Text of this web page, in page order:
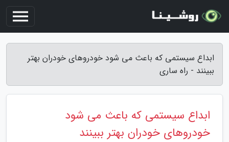
ابداع سیستمی که باعث می شود خودروهای خودران بهتر
ببینند - راه ساری
ابداع سیستمی که باعث می شود
خودروهای خودران بهتر ببینند